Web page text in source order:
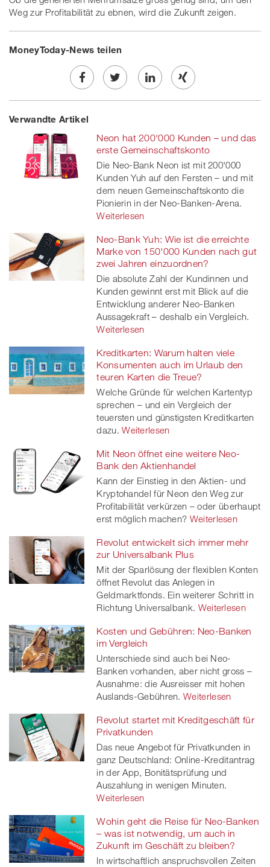
Weg zur Profitabilität zu ebnen, wird die Zukunft zeigen.
MoneyToday-News teilen
Share
on
Facebook
Twe
on
twitt
er
Share
linkedin
Share
Xing
Verwandte Artikel
Neon hat 200'000 Kunden – und das
erste Gemeinschaftskonto
Die Neo-Bank Neon ist mit 200'000
Kunden Yuh auf den Fersten – und mit
dem neuen Gemeinschaftskonto die
Pionierin in der Neo-Banken-Arena.
Weiterlesen
Neo-Bank Yuh: Wie ist die erreichte
Marke von 150'000 Kunden nach gut
zwei Jahren einzuordnen?
Die absolute Zahl der Kundinnen und
Kunden gewinnt erst mit Blick auf die
Entwicklung anderer Neo-Banken
Aussagekraft – deshalb ein Vergleich.
Weiterlesen
Kreditkarten: Warum halten viele
Konsumenten auch im Urlaub den
teuren Karten die Treue?
Welche Gründe für welchen Kartentyp
sprechen – und ein Vergleich der
teuersten und günstigsten Kreditkarten
dazu. Weiterlesen
Mit Neon öffnet eine weitere Neo-
Bank den Aktienhandel
Kann der Einstieg in den Aktien- und
Kryptohandel für Neon den Weg zur
Profitabilität verkürzen – oder überhaupt
erst möglich machen? Weiterlesen
Revolut entwickelt sich immer mehr
zur Universalbank Plus
Mit der Sparlösung der flexiblen Konten
öffnet Revolut das Anlegen in
Geldmarktfonds. Ein weiterer Schritt in
Richtung Universalbank. Weiterlesen
Kosten und Gebühren: Neo-Banken
im Vergleich
Unterschiede sind auch bei Neo-
Banken vorhanden, aber nicht gross –
Ausnahme: die Ausreisser mit hohen
Auslands-Gebühren. Weiterlesen
Revolut startet mit Kreditgeschäft für
Privatkunden
Das neue Angebot für Privatkunden in
ganz Deutschland: Online-Kreditantrag
in der App, Bonitätsprüfung und
Auszahlung in wenigen Minuten.
Weiterlesen
Wohin geht die Reise für Neo-Banken
– was ist notwendig, um auch in
Zukunft im Geschäft zu bleiben?
In wirtschaftlich anspruchsvollen Zeiten